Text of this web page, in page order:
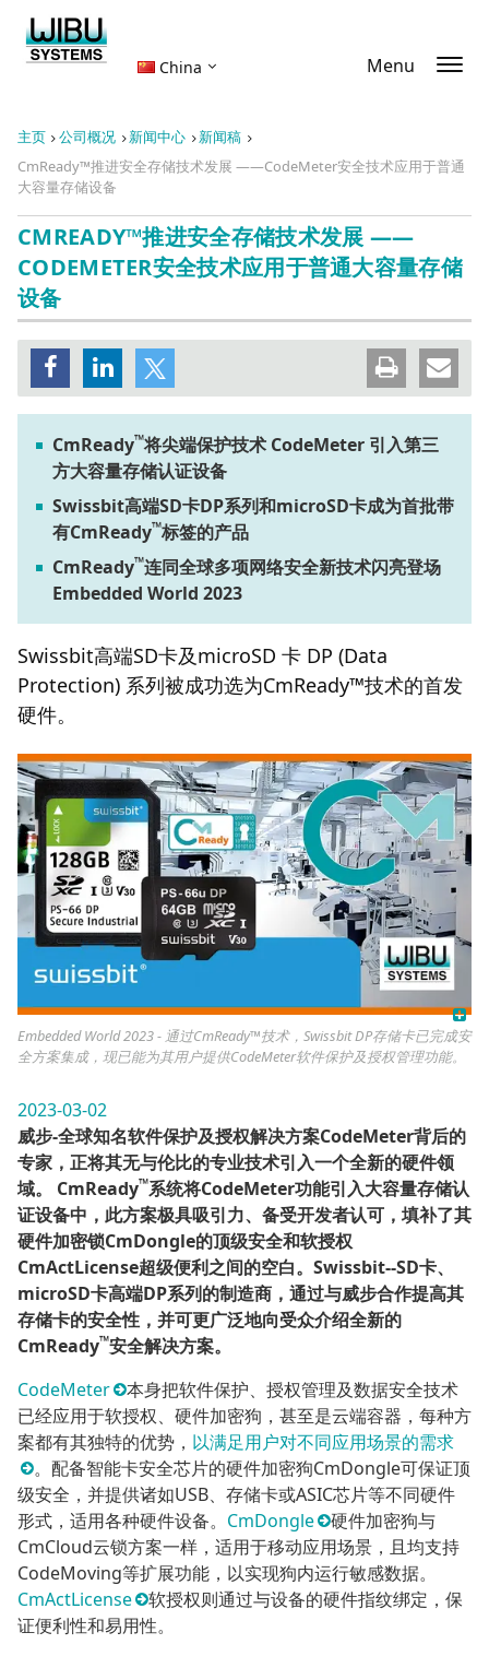
China Menu
主页 公司概况 新闻中心
新闻稿
CmReady™推进安全存储技术发展 ——CodeMeter安全技术应用于普通
大容量存储设备
CMREADY™推进安全存储技术发展 ——
CODEMETER安全技术应用于普通大容量存储
设备
CmReady™将尖端保护技术 CodeMeter 引入第三
方大容量存储认证设备
Swissbit高端SD卡DP系列和microSD卡成为首批带
有CmReady™标签的产品
CmReady™连同全球多项网络安全新技术闪亮登场
Embedded World 2023
Swissbit高端SD卡及microSD 卡 DP (Data
Protection) 系列被成功选为CmReady™技术的首发
硬件。
Embedded World 2023 - 通过CmReady™技术，Swissbit DP存储卡已完成安
全方案集成，现已能为其用户提供CodeMeter软件保护及授权管理功能。
2023-03-02
威步-全球知名软件保护及授权解决方案CodeMeter背后的
专家，正将其无与伦比的专业技术引入一个全新的硬件领
域。
CmReady™系统将CodeMeter功能引入大容量存储认
证设备中，此方案极具吸引力、备受开发者认可，填补了其
硬件加密锁CmDongle的顶级安全和软授权
CmActLicense超级便利之间的空白。 Swissbit--SD卡、
microSD卡高端DP系列的制造商，通过与威步合作提高其
存储卡的安全性，并可更广泛地向受众介绍全新的
CmReady™安全解决方案。
CodeMeter
本身把软件保护、授权管理及数据安全技术
已经应用于软授权、硬件加密狗，甚至是云端容器，每种方
案都有其独特的优势， 以满足用户对不同应用场景的需求
。配备智能卡安全芯片的硬件加密狗CmDongle可保证顶
级安全，并提供诸如USB、存储卡或ASIC芯片等不同硬件
形式，适用各种硬件设备。 CmDongle
硬件加密狗与
CmCloud云锁方案一样，适用于移动应用场景，且均支持
CodeMoving等扩展功能，以实现狗内运行敏感数据。
CmActLicense
软授权则通过与设备的硬件指纹绑定，保
证便利性和易用性。